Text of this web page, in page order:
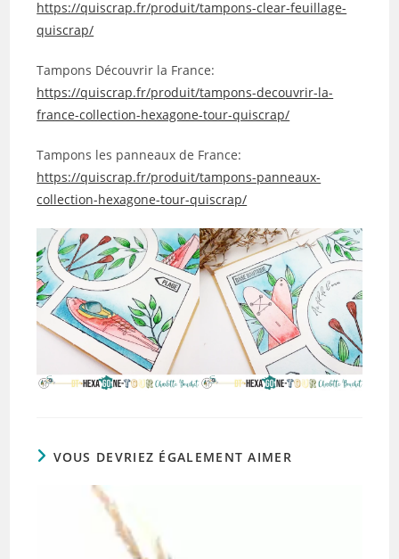
https://quiscrap.fr/produit/tampons-clear-feuillage-
quiscrap/
Tampons Découvrir la France:
https://quiscrap.fr/produit/tampons-decouvrir-la-
france-collection-hexagone-tour-quiscrap/
Tampons les panneaux de France:
https://quiscrap.fr/produit/tampons-panneaux-
collection-hexagone-tour-quiscrap/
VOUS DEVRIEZ ÉGALEMENT AIMER